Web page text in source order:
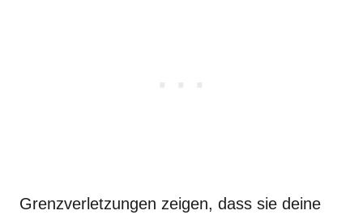
Grenzverletzungen zeigen, dass sie deine